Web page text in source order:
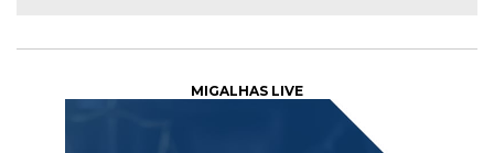
MIGALHAS LIVE